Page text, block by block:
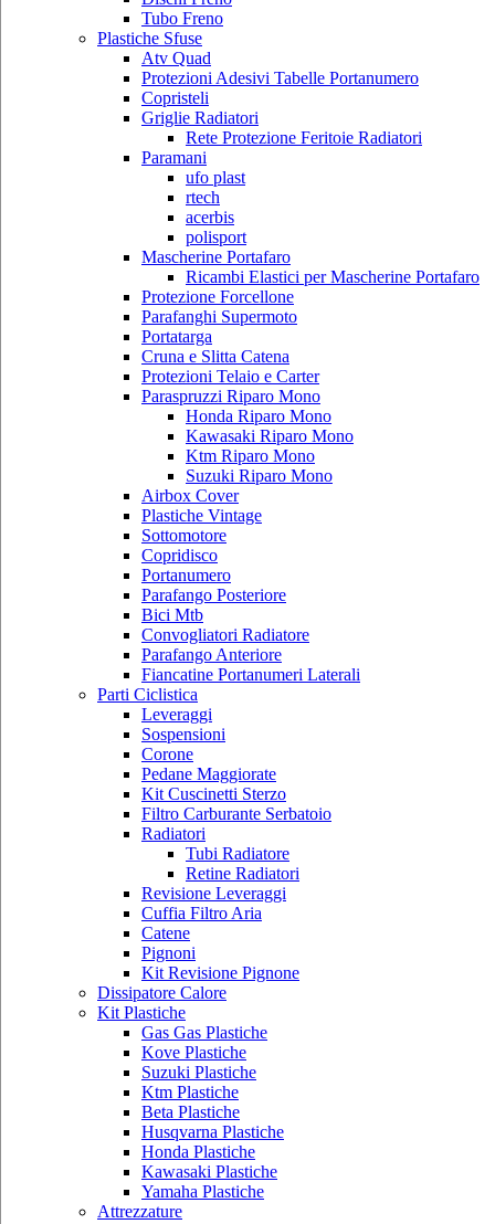
Tubo Freno
Plastiche Sfuse
Atv Quad
Protezioni Adesivi Tabelle Portanumero
Copristeli
Griglie Radiatori
Rete Protezione Feritoie Radiatori
Paramani
ufo plast
rtech
acerbis
polisport
Mascherine Portafaro
Ricambi Elastici per Mascherine Portafaro
Protezione Forcellone
Parafanghi Supermoto
Portatarga
Cruna e Slitta Catena
Protezioni Telaio e Carter
Paraspruzzi Riparo Mono
Honda Riparo Mono
Kawasaki Riparo Mono
Ktm Riparo Mono
Suzuki Riparo Mono
Airbox Cover
Plastiche Vintage
Sottomotore
Copridisco
Portanumero
Parafango Posteriore
Bici Mtb
Convogliatori Radiatore
Parafango Anteriore
Fiancatine Portanumeri Laterali
Parti Ciclistica
Leveraggi
Sospensioni
Corone
Pedane Maggiorate
Kit Cuscinetti Sterzo
Filtro Carburante Serbatoio
Radiatori
Tubi Radiatore
Retine Radiatori
Revisione Leveraggi
Cuffia Filtro Aria
Catene
Pignoni
Kit Revisione Pignone
Dissipatore Calore
Kit Plastiche
Gas Gas Plastiche
Kove Plastiche
Suzuki Plastiche
Ktm Plastiche
Beta Plastiche
Husqvarna Plastiche
Honda Plastiche
Kawasaki Plastiche
Yamaha Plastiche
Attrezzature